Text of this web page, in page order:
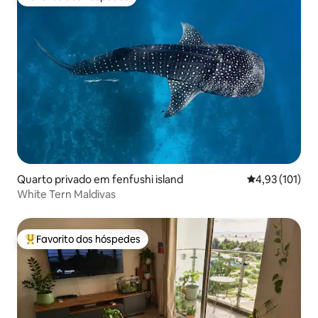
Quarto privado em fenfushi island Classificação
4,93 (101)
White Tern Maldivas
Favoritos dos hóspedes mais apreciados
Favorito dos hóspedes